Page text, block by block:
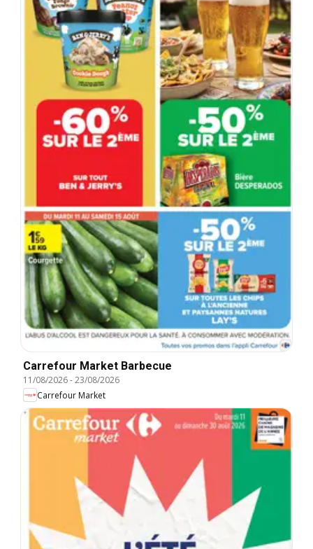
Carrefour Market Barbecue
11/08/2026-23/08/2026
Carrefour Market